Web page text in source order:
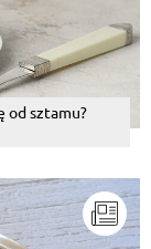
od sztamu?